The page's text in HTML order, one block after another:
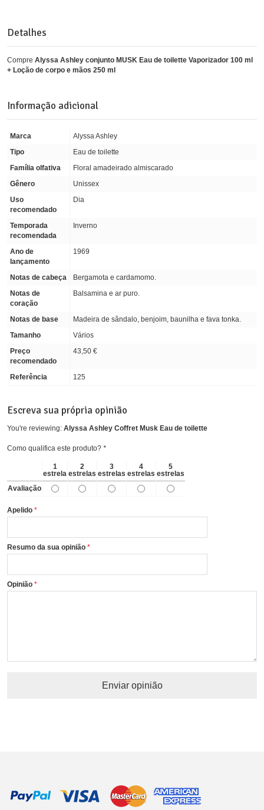
Detalhes
Compre Alyssa Ashley conjunto MUSK Eau de toilette Vaporizador 100 ml
+ Loção de corpo e mãos 250 ml
Informação adicional
Marca
Alyssa Ashley
Tipo
Eau de toilette
Família olfativa
Floral amadeirado almiscarado
Gênero
Unissex
Uso
recomendado
Dia
Temporada
recomendada
Inverno
Ano de
lançamento
1969
Notas de cabeça
Bergamota e cardamomo.
Notas de
coração
Balsamina e ar puro.
Notas de base
Madeira de sândalo, benjoim, baunilha e fava tonka.
Tamanho
Vários
Preço
recomendado
43,50 €
Referência 125
Escreva sua própria opinião
You're reviewing: Alyssa Ashley Coffret Musk Eau de toilette
Como qualifica este produto? *
1
estrela
2
estrelas
3
estrelas
4
estrelas
5
estrelas
Avaliação
Apelido
Resumo da sua opinião
Opinião
Enviar opinião